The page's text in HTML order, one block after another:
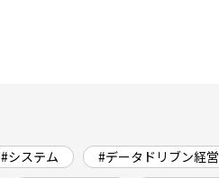
#システム
#データドリブン経営